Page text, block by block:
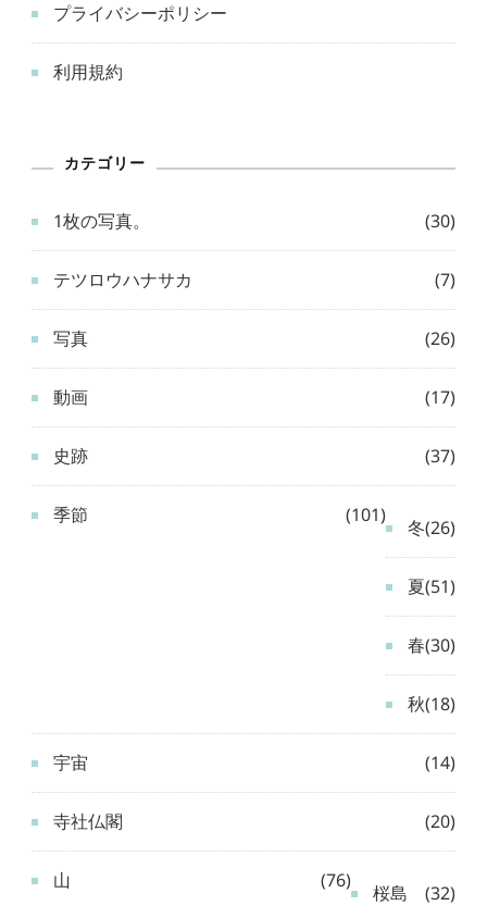
プライバシーポリシー
利用規約
カテゴリー
1枚の写真。 (30)
テツロウハナサカ (7)
写真 (26)
動画 (17)
史跡 (37)
季節 (101)
冬(26)
夏(51)
春(30)
秋(18)
宇宙 (14)
寺社仏閣 (20)
山 (76)
桜島 (32)